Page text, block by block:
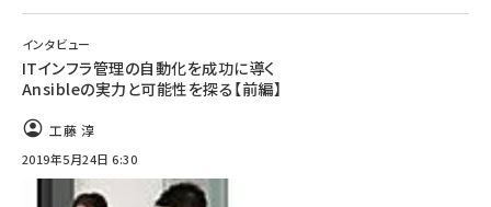
インタビュー
ITインフラ管理の自動化を成功に導く
Ansibleの実力と可能性を探る【前編】
工藤 淳
2019年5月24日 6:30